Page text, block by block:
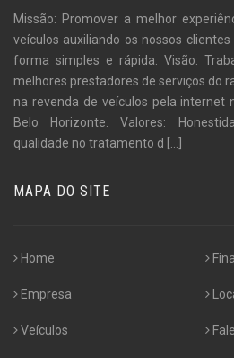
Missão: Promover a melhor
veículos auxiliando os nossos
forma simples e rápida. Visão:
melhores prestadores de serviços do
na revenda de veículos pela internet
Belo Horizonte. Valores:
qualidade no tratamento d
MAPA DO SITE
Home
Empresa
Veículos